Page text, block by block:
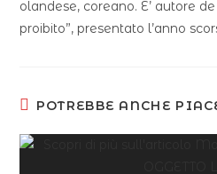
olandese, coreano. E’ autore
proibito”, presentato l’anno
POTREBBE ANCHE